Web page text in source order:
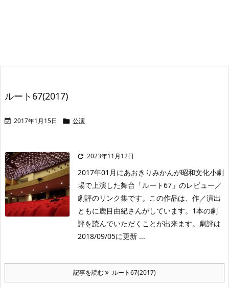
ルート67(2017)
 2017年1月15日  公演
 2023年11月12日
2017年01月にあおきりみかんが昭和文化小劇
場で上演した舞台「ルート67」のレビュー／
劇評のリンク集です。この作品は、作／演出
ともに鹿目由紀さんがしています。1本の劇
評を読んでいただくことが出来ます。劇評は
2018/09/05に更新 ...
記事を読む ルート67(2017)